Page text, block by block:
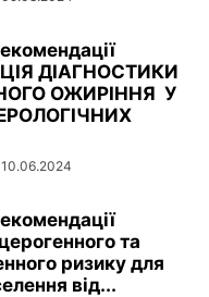
ДІАГНОСТИКИ
ОЖИРІННЯ У
10.06.2024
та
ризику для
від...